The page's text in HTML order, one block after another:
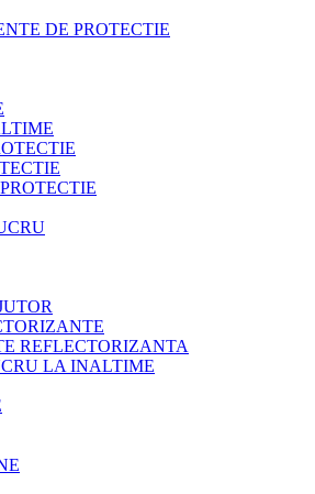
DE PROTECTIE
REFLECTORIZANTA
LA INALTIME